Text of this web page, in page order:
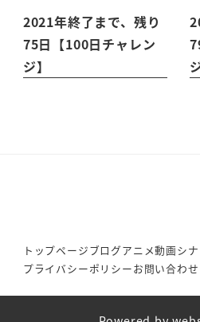
2021年終了まで、残り
75日【100日チャレン
ジ】
トップページブログアニメ動画シ
プライバシーポリシーお問い合わせ